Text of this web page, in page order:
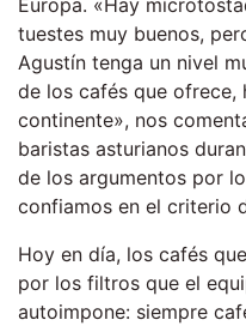
tuestes muy buenos,
Agustín tenga un nivel
de los cafés que ofrece,
continente», nos
baristas asturianos
de los argumentos por
confiamos en el criterio
Hoy en día, los cafés
por los filtros que el
autoimpone: siempre